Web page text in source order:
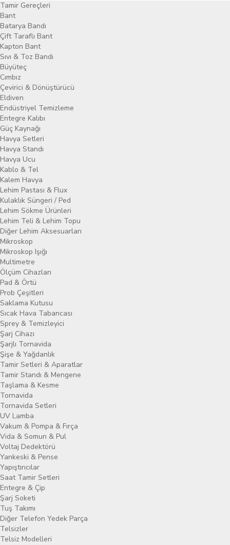
Tamir Gereçleri
Bant
Batarya Bandı
Çift Taraflı Bant
Kapton Bant
Sıvı & Toz Bandı
Büyüteç
Cımbız
Çevirici & Dönüştürücü
Eldiven
Endüstriyel Temizleme
Entegre Kalıbı
Güç Kaynağı
Havya Setleri
Havya Standı
Havya Ucu
Kablo & Tel
Kalem Havya
Lehim Pastası & Flux
Kulaklık Süngeri / Ped
Lehim Sökme Ürünleri
Lehim Teli & Lehim Topu
Diğer Lehim Aksesuarları
Mikroskop
Mikroskop Işığı
Multimetre
Ölçüm Cihazları
Pad & Örtü
Prob Çeşitleri
Saklama Kutusu
Sıcak Hava Tabancası
Sprey & Temizleyici
Şarj Cihazı
Şarjlı Tornavida
Şişe & Yağdanlık
Tamir Setleri & Aparatlar
Tamir Standı & Mengene
Taşlama & Kesme
Tornavida
Tornavida Setleri
UV Lamba
Vakum & Pompa & Fırça
Vida & Somun & Pul
Voltaj Dedektörü
Yankeski & Pense
Yapıştırıcılar
Saat Tamir Setleri
Entegre & Çip
Şarj Soketi
Tuş Takımı
Diğer Telefon Yedek Parça
Telsizler
Telsiz Modelleri